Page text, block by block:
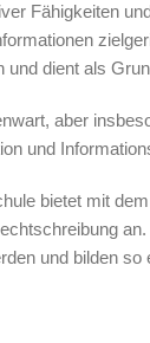
Fähigkeiten
und dient als
aber
und
bietet mit
und bilden so